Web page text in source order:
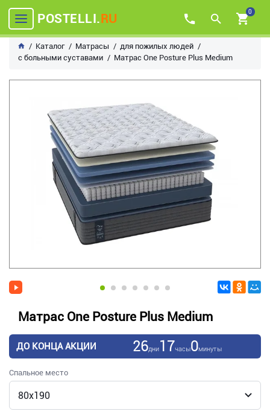
POSTELLI.RU 0
Каталог Матрасы
для пожилых людей
с больными суставами
Матрас One Posture Plus Medium
Матрас One Posture Plus Medium
ДО КОНЦА АКЦИИ 26дни17часы0минуты
Спальное место